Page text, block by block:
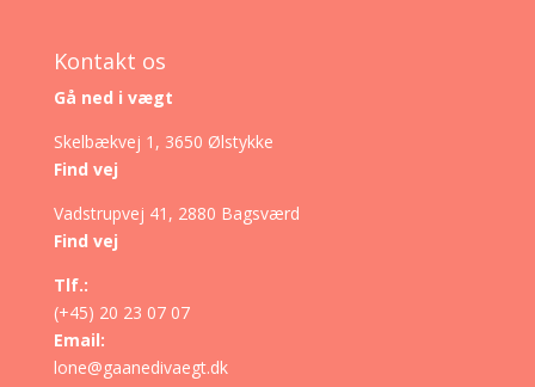
Kontakt os
Gå ned i vægt
Skelbækvej 1, 3650 Ølstykke
Find vej
Vadstrupvej 41, 2880 Bagsværd
Find vej
Tlf.:
(+45) 20 23 07 07
Email:
lone@gaanedivaegt.dk